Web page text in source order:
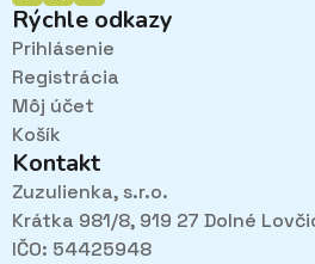
stránke
Rýchle odkazy
Prihlásenie
Registrácia
Môj účet
Košík
Kontakt
Zuzulienka, s.r.o.
Krátka 981/8, 919 27 Dolné
IČO: 54425948